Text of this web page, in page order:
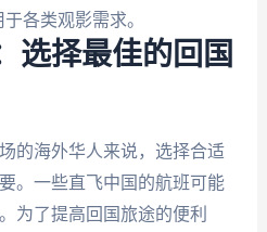
各类观影需求。
选择最佳的回国
的海外华人来说，选择合适
。一些直飞中国的航班可能
为了提高回国旅途的便利